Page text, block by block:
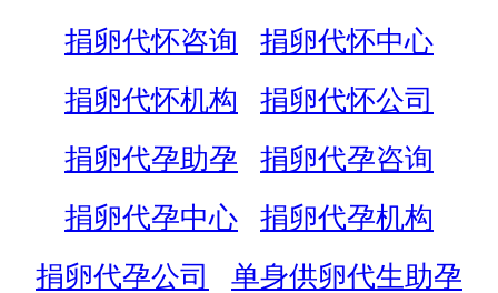
捐卵代怀咨询
捐卵代怀中心
捐卵代怀机构
捐卵代怀公司
捐卵代孕助孕
捐卵代孕咨询
捐卵代孕中心
捐卵代孕机构
捐卵代孕公司
单身供卵代生助孕